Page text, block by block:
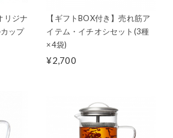
リジナ
ップ
【ギフトBOX付き】売れ筋ア
イテム・イチオシセット(3種
×4袋)
¥2,700